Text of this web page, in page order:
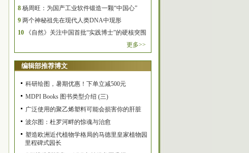
8 杨周旺：为国产工业软件锻造一颗“中国心”
9 两个神秘祖先在现代人类DNA中现形
10
《自然》关注中国首批“实践博士”的硬核突围
更多>>
编辑部推荐博文
科研绘图，暑期优惠！下单立减500元
MDPI Books 图书类型介绍 (三)
广泛使用的聚乙烯塑料可能会损害你的肝脏
波尔图：杜罗河畔的惊魂与治愈
塑造欧洲近代植物学格局的马德里皇家植物园
里程碑式园长